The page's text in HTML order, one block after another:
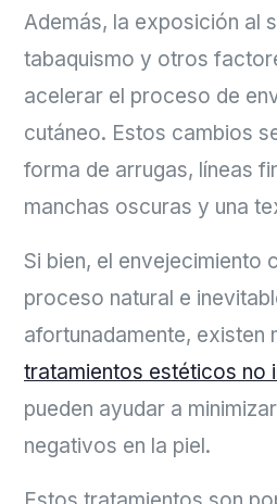
Además, la exposición al
tabaquismo y otros
acelerar el proceso de
cutáneo. Estos cambios
forma de arrugas, líneas
manchas oscuras y una
Si bien, el envejecimiento
proceso natural e
afortunadamente, existen
tratamientos estéticos no
pueden ayudar a
negativos en la piel.